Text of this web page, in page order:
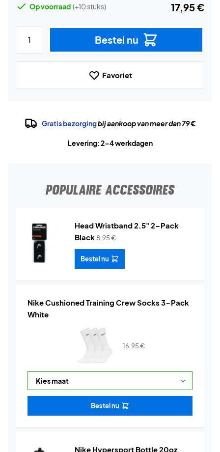
Op voorraad (+10 stuks) 17,95 €
Bestel nu
Favoriet
Gratis bezorgingbij aankoop van meer dan 79 €
Levering: 2-4 werkdagen
POPULAIRE ACCESSOIRES
Head Wristband 2.5" 2-Pack
Black 8,95€
Bestel nu
Nike Cushioned Training Crew Socks 3-Pack
White
16,95€
Bestel nu
Nike Hypersport Bottle 20oz